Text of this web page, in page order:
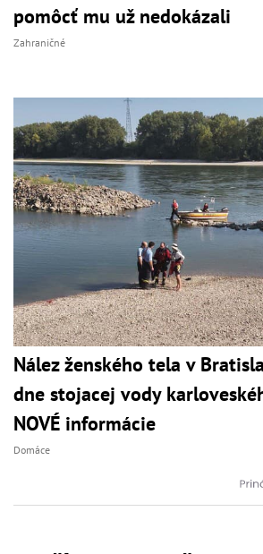
pomôcť mu už nedokázali
Zahraničné
Nález ženského tela v
dne stojacej vody
NOVÉ informácie
Domáce